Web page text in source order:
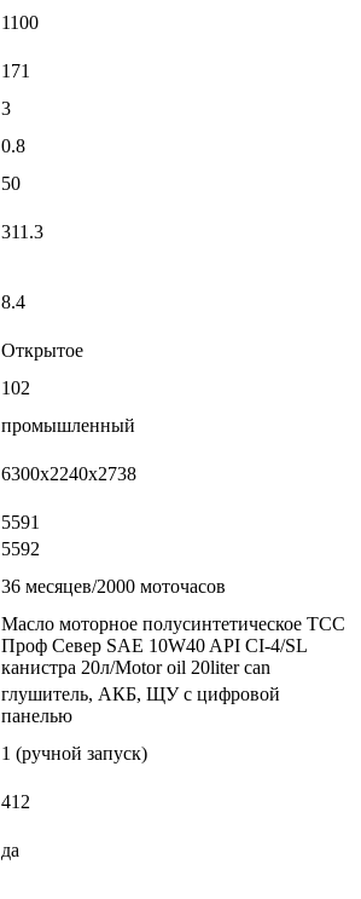
1100
171
3
0.8
50
311.3
8.4
Открытое
102
промышленный
6300x2240x2738
5591
5592
36 месяцев/2000 моточасов
Масло моторное полусинтетическое ТСС
Проф Север SAE 10W40 API CI-4/SL
канистра 20л/Motor oil 20liter can
глушитель, АКБ, ЩУ с цифровой
панелью
1 (ручной запуск)
412
да